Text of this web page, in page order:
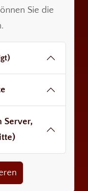
Sie die
Server,